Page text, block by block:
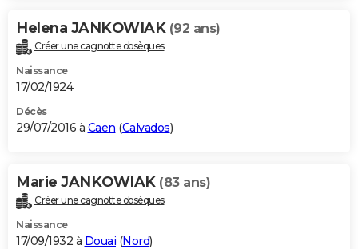
Helena JANKOWIAK (92 ans)
Créer une cagnotte obsèques
Naissance
17/02/1924
Décès
29/07/2016 à Caen (Calvados)
Marie JANKOWIAK (83 ans)
Créer une cagnotte obsèques
Naissance
17/09/1932 à Douai (Nord)